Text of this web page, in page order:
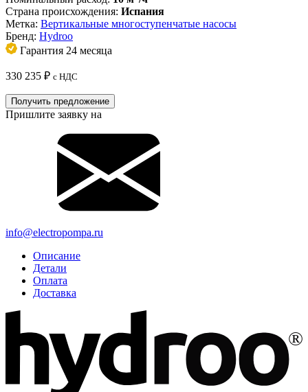
Страна происхождения: Испания
Метка: Вертикальные многоступенчатые насосы
Бренд: Hydroo
Гарантия 24 месяца
330 235 ₽ с НДС
Получить предложение
Пришлите заявку на
info@electropompa.ru
Описание
Детали
Оплата
Доставка